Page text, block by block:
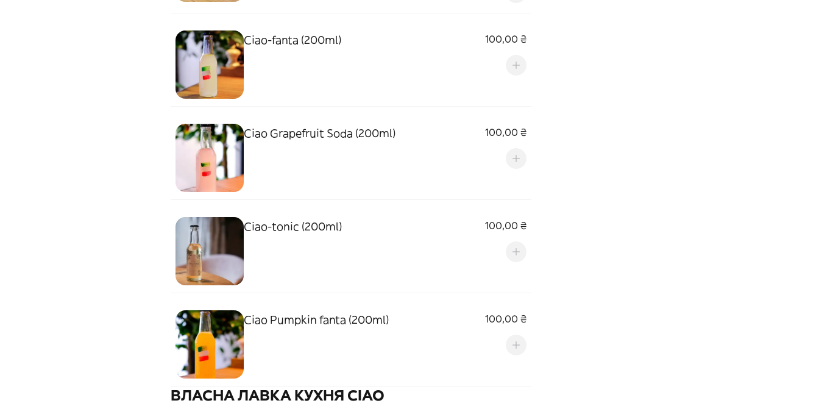
Ciao-fanta (200ml) 100,00 ₴
Ciao Grapefruit Soda (200ml) 100,00 ₴
Ciao-tonic (200ml) 100,00 ₴
Ciao Pumpkin fanta (200ml) 100,00 ₴
ВЛАСНА ЛАВКА КУХНЯ CIAO